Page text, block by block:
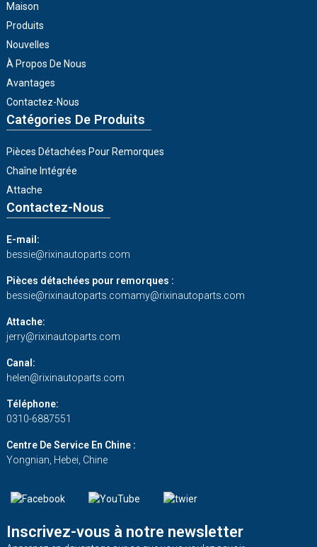
Maison
Produits
Nouvelles
À Propos De Nous
Avantages
Contactez-Nous
Catégories De Produits
Pièces Détachées Pour Remorques
Chaîne Intégrée
Attache
Contactez-Nous
E-mail:
bessie@rixinautoparts.com
Pièces détachées pour remorques :
bessie@rixinautoparts.comamy@rixinautoparts.com
Attache:
jerry@rixinautoparts.com
Canal:
helen@rixinautoparts.com
Téléphone:
0310-6887551
Centre De Service En Chine :
Yongnian, Hebei, Chine
Inscrivez-vous à notre newsletter